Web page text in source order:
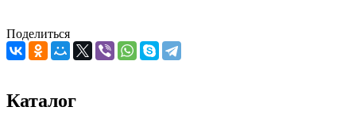
Поделиться
Каталог